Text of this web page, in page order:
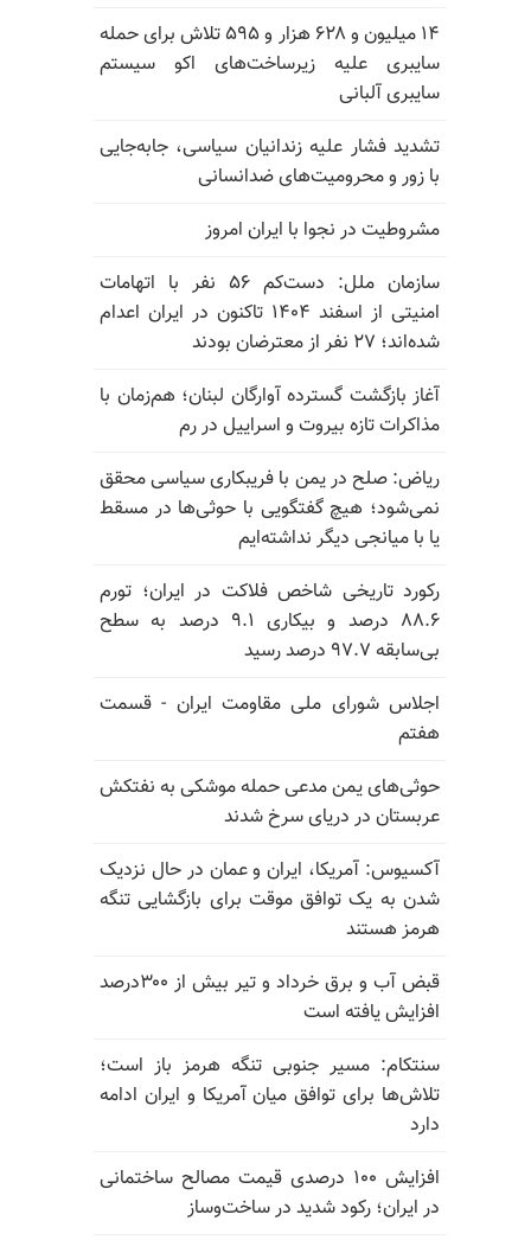
۱۴ میلیون و ۶۲۸ هزار و ۵۹۵ تلاش برای حمله
سایبری علیه زیرساخت‌های اکو سیستم
سایبری آلبانی
تشدید فشار علیه زندانیان سیاسی، جابه‌جایی
با زور و محرومیت‌های ضدانسانی
مشروطیت در نجوا با ایران امروز
سازمان ملل: دست‌کم ۵۶ نفر با اتهامات
امنیتی از اسفند ۱۴۰۴ تاکنون در ایران اعدام
شده‌اند؛ ۲۷ نفر از معترضان بودند
آغاز بازگشت گسترده آوارگان لبنان؛ هم‌زمان با
مذاکرات تازه بیروت و اسراییل در رم
ریاض: صلح در یمن با فریبکاری سیاسی محقق
نمی‌شود؛ هیچ گفتگویی با حوثی‌ها در مسقط
یا با میانجی دیگر نداشته‌ایم
رکورد تاریخی شاخص فلاکت در ایران؛ تورم
۸۸.۶ درصد و بیکاری ۹.۱ درصد به سطح
بی‌سابقه ۹۷.۷ درصد رسید
اجلاس شورای ملی مقاومت ایران - قسمت
هفتم
حوثی‌های یمن مدعی حمله موشکی به نفتکش
عربستان در دریای سرخ شدند
آکسیوس: آمریکا، ایران و عمان در حال نزدیک
شدن به یک توافق موقت برای بازگشایی تنگه
هرمز هستند
قبض آب و برق خرداد و تیر بیش از ۳۰۰درصد
افزایش یافته است
سنتکام: مسیر جنوبی تنگه هرمز باز است؛
تلاش‌ها برای توافق میان آمریکا و ایران ادامه
دارد
افزایش ۱۰۰ درصدی قیمت مصالح ساختمانی
در ایران؛ رکود شدید در ساخت‌وساز